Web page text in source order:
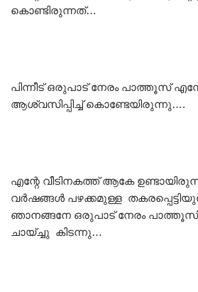
കൊണ്ടിരുന്നത്…
പിന്നീട് ഒരുപാട് നേരം പാത്തൂസ്
ആശ്വസിപ്പിച്ച് കൊണ്ടേയിരുന്നു….
എന്റേ വീടിനകത്ത് ആകേ
വർഷങ്ങൾ പഴക്കമുള്ള
ഞാനങ്ങനേ ഒരുപാട് നേരം
ചായ്ച്ചു കിടന്നു…